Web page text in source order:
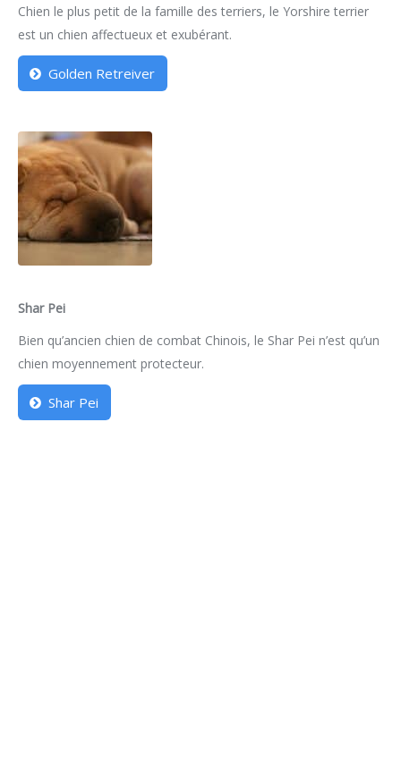
Chien le plus petit de la famille des terriers, le Yorshire terrier
est un chien affectueux et exubérant.
Golden Retreiver
Shar Pei
Bien qu’ancien chien de combat Chinois, le Shar Pei n’est qu’un
chien moyennement protecteur.
Shar Pei